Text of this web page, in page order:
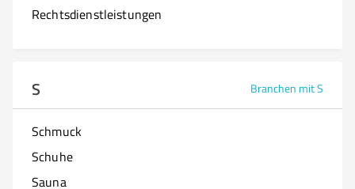
Rechtsdienstleistungen
S Branchen mit S
Schmuck
Schuhe
Sauna